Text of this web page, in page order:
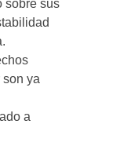
sobre sus
ya
a